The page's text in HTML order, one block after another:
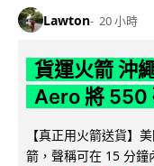
Lawton 20 小時
貨運火箭 沖
Aero 將 550
【真正用火箭送貨】
箭，聲稱可在 15 分